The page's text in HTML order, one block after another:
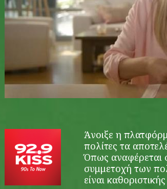
Άνοιξε η
πολίτες τα
Όπως αναφέρεται
συμμετοχή των
είναι